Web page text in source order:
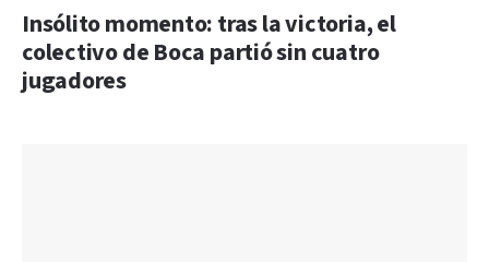
Insólito momento: tras la victoria, el
colectivo de Boca partió sin cuatro
jugadores